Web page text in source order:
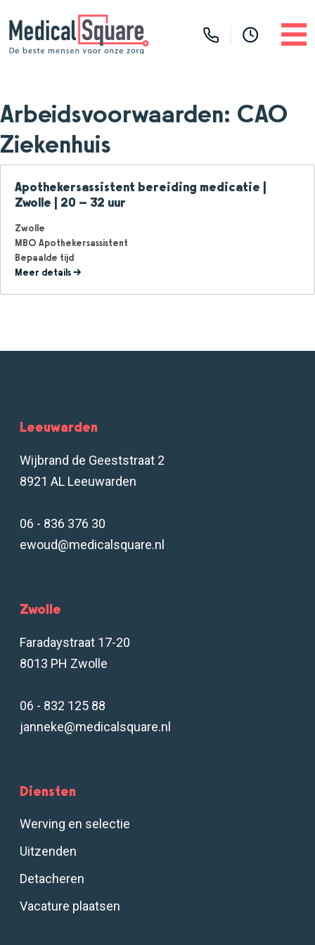
Arbeidsvoorwaarden: CAO
Ziekenhuis
Apothekersassistent bereiding medicatie |
Zwolle | 20 – 32 uur
Zwolle
MBO Apothekersassistent
Bepaalde tijd
Meer details
Leeuwarden
Wijbrand de Geeststraat 2
8921 AL Leeuwarden
06 - 836 376 30
ewoud@medicalsquare.nl
Zwolle
Faradaystraat 17-20
8013 PH Zwolle
06 - 832 125 88
janneke@medicalsquare.nl
Diensten
Werving en selectie
Uitzenden
Detacheren
Vacature plaatsen